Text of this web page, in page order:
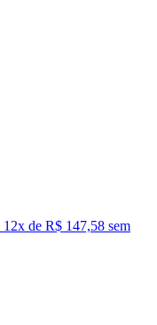
12x de R$ 147,58 sem